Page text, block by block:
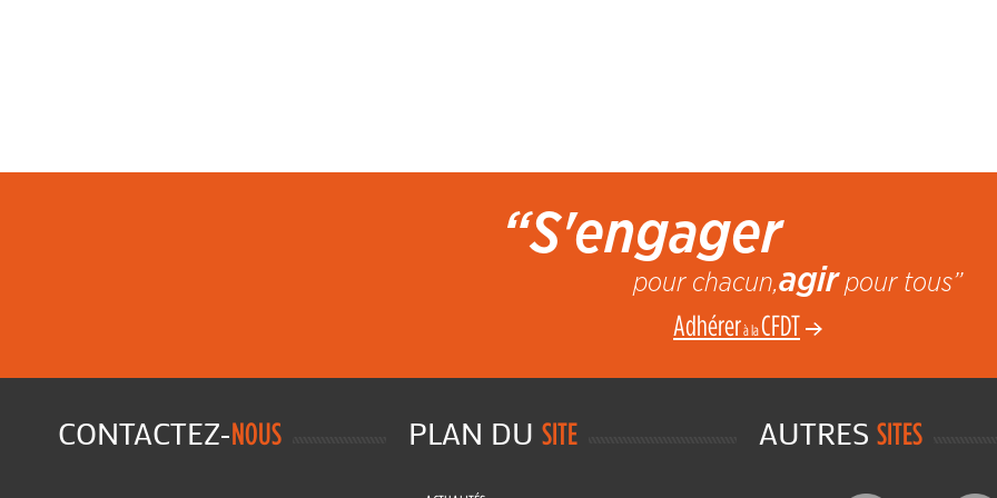
“S'engager
pour chacun,agirpour tous”
Adhérerà laCFDT
CONTACTEZ-NOUS PLAN DU SITE AUTRES SITES